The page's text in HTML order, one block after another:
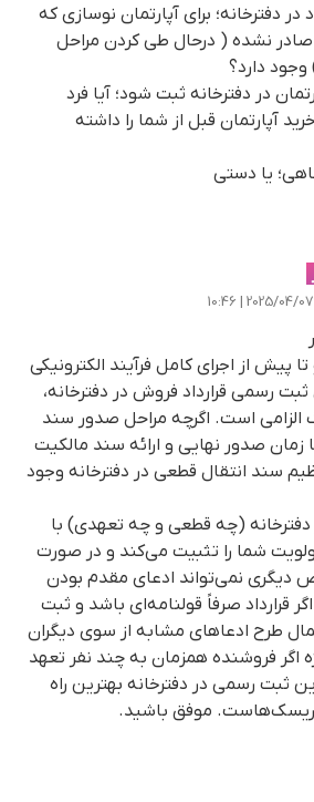
در دفترخانه؛ برای آپارتمان نوسازی که
نشده ( درحال طی کردن مراحل
دارد؟
در دفترخانه ثبت شود؛ آیا فرد
آپارتمان قبل از شما را داشته
یا دستی
پیش از اجرای کامل فرآیند الکترونیکی
رسمی قرارداد فروش در دفترخانه،
است. اگرچه مراحل صدور سند
زمان صدور نهایی و ارائه سند مالکیت
سند انتقال قطعی در دفترخانه وجود
دفترخانه (چه قطعی و چه تعهدی) با
شما را تثبیت می‌کند و در صورت
نمی‌تواند ادعای مقدم بودن
قرارداد صرفاً قولنامه‌ای باشد و ثبت
طرح ادعاهای مشابه از سوی دیگران
اگر فروشنده همزمان به چند نفر تعهد
ثبت رسمی در دفترخانه بهترین راه
ریسک‌هاست. موفق باشید.